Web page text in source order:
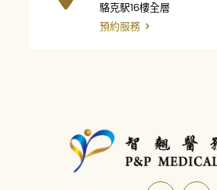
駱克駅16樓全層
預約服務